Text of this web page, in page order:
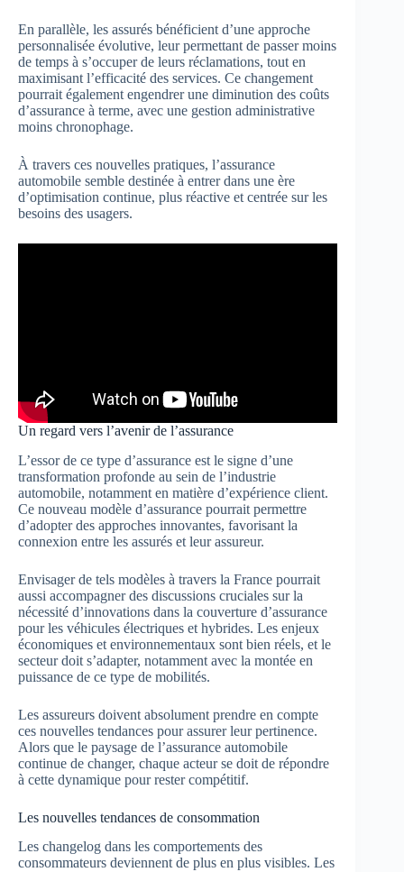
En parallèle, les assurés bénéficient d’une approche
personnalisée évolutive, leur permettant de passer moins
de temps à s’occuper de leurs réclamations, tout en
maximisant l’efficacité des services. Ce changement
pourrait également engendrer une diminution des coûts
d’assurance à terme, avec une gestion administrative
moins chronophage.
À travers ces nouvelles pratiques, l’assurance
automobile semble destinée à entrer dans une ère
d’optimisation continue, plus réactive et centrée sur les
besoins des usagers.
Un regard vers l’avenir de l’assurance
L’essor de ce type d’assurance est le signe d’une
transformation profonde au sein de l’industrie
automobile, notamment en matière d’expérience client.
Ce nouveau modèle d’assurance pourrait permettre
d’adopter des approches innovantes, favorisant la
connexion entre les assurés et leur assureur.
Envisager de tels modèles à travers la France pourrait
aussi accompagner des discussions cruciales sur la
nécessité d’innovations dans la couverture d’assurance
pour les véhicules électriques et hybrides. Les enjeux
économiques et environnementaux sont bien réels, et le
secteur doit s’adapter, notamment avec la montée en
puissance de ce type de mobilités.
Les assureurs doivent absolument prendre en compte
ces nouvelles tendances pour assurer leur pertinence.
Alors que le paysage de l’assurance automobile
continue de changer, chaque acteur se doit de répondre
à cette dynamique pour rester compétitif.
Les nouvelles tendances de consommation
Les changelog dans les comportements des
consommateurs deviennent de plus en plus visibles. Les